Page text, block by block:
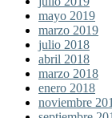
mayo 2019
marzo 2019
julio 2018
abril 2018
marzo 2018
enero 2018
noviembre